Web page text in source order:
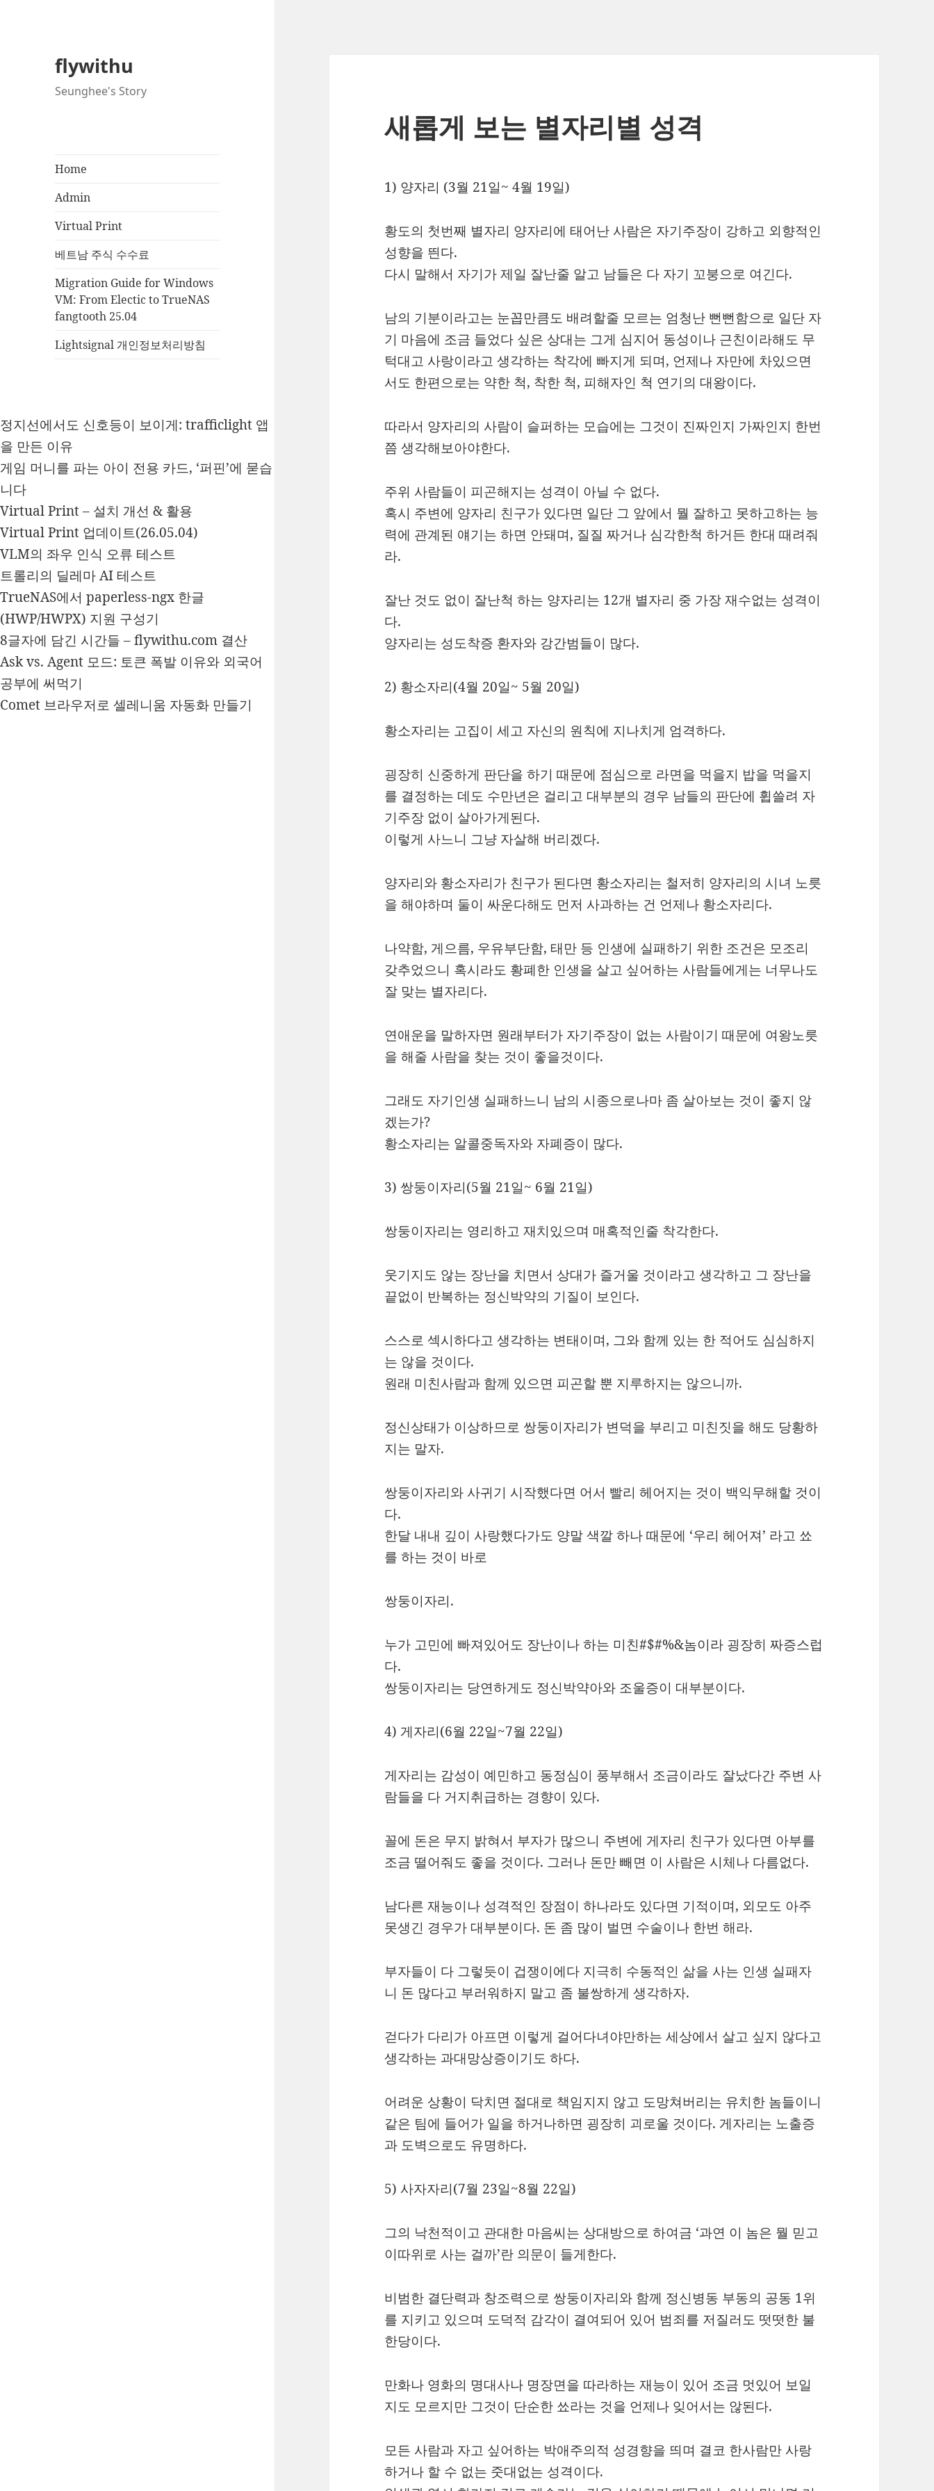
flywithu
Seunghee's Story
Home
Admin
Virtual Print
베트남 주식 수수료
Migration Guide for Windows
VM: From Electic to TrueNAS
fangtooth 25.04
Lightsignal 개인정보처리방침
정지선에서도 신호등이 보이게: trafficlight 앱
을 만든 이유
게임 머니를 파는 아이 전용 카드, ‘퍼핀’에 묻습
니다
Virtual Print – 설치 개선 & 활용
Virtual Print 업데이트(26.05.04)
VLM의 좌우 인식 오류 테스트
트롤리의 딜레마 AI 테스트
TrueNAS에서 paperless-ngx 한글
(HWP/HWPX) 지원 구성기
8글자에 담긴 시간들 – flywithu.com 결산
Ask vs. Agent 모드: 토큰 폭발 이유와 외국어
공부에 써먹기
Comet 브라우저로 셀레니움 자동화 만들기
새롭게 보는 별자리별 성격
1) 양자리 (3월 21일~ 4월 19일)
황도의 첫번째 별자리 양자리에 태어난 사람은 자기주장이 강하고 외향적인
성향을 띈다.
다시 말해서 자기가 제일 잘난줄 알고 남들은 다 자기 꼬붕으로 여긴다.
남의 기분이라고는 눈꼽만큼도 배려할줄 모르는 엄청난 뻔뻔함으로 일단 자
기 마음에 조금 들었다 싶은 상대는 그게 심지어 동성이나 근친이라해도 무
턱대고 사랑이라고 생각하는 착각에 빠지게 되며, 언제나 자만에 차있으면
서도 한편으로는 약한 척, 착한 척, 피해자인 척 연기의 대왕이다.
따라서 양자리의 사람이 슬퍼하는 모습에는 그것이 진짜인지 가짜인지 한번
쯤 생각해보아야한다.
주위 사람들이 피곤해지는 성격이 아닐 수 없다.
혹시 주변에 양자리 친구가 있다면 일단 그 앞에서 뭘 잘하고 못하고하는 능
력에 관계된 얘기는 하면 안돼며, 질질 짜거나 심각한척 하거든 한대 때려줘
라.
잘난 것도 없이 잘난척 하는 양자리는 12개 별자리 중 가장 재수없는 성격이
다.
양자리는 성도착증 환자와 강간범들이 많다.
2) 황소자리(4월 20일~ 5월 20일)
황소자리는 고집이 세고 자신의 원칙에 지나치게 엄격하다.
굉장히 신중하게 판단을 하기 때문에 점심으로 라면을 먹을지 밥을 먹을지
를 결정하는 데도 수만년은 걸리고 대부분의 경우 남들의 판단에 휩쓸려 자
기주장 없이 살아가게된다.
이렇게 사느니 그냥 자살해 버리겠다.
양자리와 황소자리가 친구가 된다면 황소자리는 철저히 양자리의 시녀 노릇
을 해야하며 둘이 싸운다해도 먼저 사과하는 건 언제나 황소자리다.
나약함, 게으름, 우유부단함, 태만 등 인생에 실패하기 위한 조건은 모조리
갖추었으니 혹시라도 황폐한 인생을 살고 싶어하는 사람들에게는 너무나도
잘 맞는 별자리다.
연애운을 말하자면 원래부터가 자기주장이 없는 사람이기 때문에 여왕노릇
을 해줄 사람을 찾는 것이 좋을것이다.
그래도 자기인생 실패하느니 남의 시종으로나마 좀 살아보는 것이 좋지 않
겠는가?
황소자리는 알콜중독자와 자폐증이 많다.
3) 쌍둥이자리(5월 21일~ 6월 21일)
쌍둥이자리는 영리하고 재치있으며 매혹적인줄 착각한다.
웃기지도 않는 장난을 치면서 상대가 즐거울 것이라고 생각하고 그 장난을
끝없이 반복하는 정신박약의 기질이 보인다.
스스로 섹시하다고 생각하는 변태이며, 그와 함께 있는 한 적어도 심심하지
는 않을 것이다.
원래 미친사람과 함께 있으면 피곤할 뿐 지루하지는 않으니까.
정신상태가 이상하므로 쌍둥이자리가 변덕을 부리고 미친짓을 해도 당황하
지는 말자.
쌍둥이자리와 사귀기 시작했다면 어서 빨리 헤어지는 것이 백익무해할 것이
다.
한달 내내 깊이 사랑했다가도 양말 색깔 하나 때문에 ‘우리 헤어져’ 라고 쑈
를 하는 것이 바로
쌍둥이자리.
누가 고민에 빠져있어도 장난이나 하는 미친#$#%&놈이라 굉장히 짜증스럽
다.
쌍둥이자리는 당연하게도 정신박약아와 조울증이 대부분이다.
4) 게자리(6월 22일~7월 22일)
게자리는 감성이 예민하고 동정심이 풍부해서 조금이라도 잘났다간 주변 사
람들을 다 거지취급하는 경향이 있다.
꼴에 돈은 무지 밝혀서 부자가 많으니 주변에 게자리 친구가 있다면 아부를
조금 떨어줘도 좋을 것이다. 그러나 돈만 빼면 이 사람은 시체나 다름없다.
남다른 재능이나 성격적인 장점이 하나라도 있다면 기적이며, 외모도 아주
못생긴 경우가 대부분이다. 돈 좀 많이 벌면 수술이나 한번 해라.
부자들이 다 그렇듯이 겁쟁이에다 지극히 수동적인 삶을 사는 인생 실패자
니 돈 많다고 부러워하지 말고 좀 불쌍하게 생각하자.
걷다가 다리가 아프면 이렇게 걸어다녀야만하는 세상에서 살고 싶지 않다고
생각하는 과대망상증이기도 하다.
어려운 상황이 닥치면 절대로 책임지지 않고 도망쳐버리는 유치한 놈들이니
같은 팀에 들어가 일을 하거나하면 굉장히 괴로울 것이다. 게자리는 노출증
과 도벽으로도 유명하다.
5) 사자자리(7월 23일~8월 22일)
그의 낙천적이고 관대한 마음씨는 상대방으로 하여금 ‘과연 이 놈은 뭘 믿고
이따위로 사는 걸까’란 의문이 들게한다.
비범한 결단력과 창조력으로 쌍둥이자리와 함께 정신병동 부동의 공동 1위
를 지키고 있으며 도덕적 감각이 결여되어 있어 범죄를 저질러도 떳떳한 불
한당이다.
만화나 영화의 명대사나 명장면을 따라하는 재능이 있어 조금 멋있어 보일
지도 모르지만 그것이 단순한 쑈라는 것을 언제나 잊어서는 않된다.
모든 사람과 자고 싶어하는 박애주의적 성경향을 띄며 결코 한사람만 사랑
하거나 할 수 없는 줏대없는 성격이다.